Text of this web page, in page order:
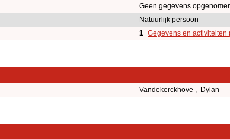
Geen gegevens
Natuurlijk persoon
1 Gegevens en activiteiten
Vandekerckhove , Dylan